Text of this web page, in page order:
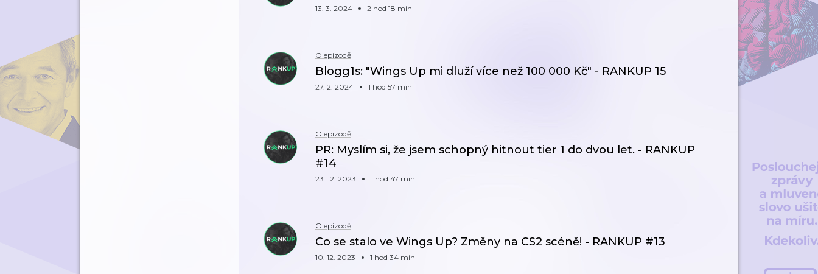
13. 3. 2024 2 hod 18 min
O epizodě
Blogg1s: "Wings Up mi dluží více než 100 000 Kč" - RANKUP 15
27. 2. 2024 1 hod 57 min
O epizodě
PR: Myslím si, že jsem schopný hitnout tier 1 do dvou let. - RANKUP
#14
23. 12. 2023 1 hod 47 min
O epizodě
Co se stalo ve Wings Up? Změny na CS2 scéně! - RANKUP #13
10. 12. 2023 1 hod 34 min